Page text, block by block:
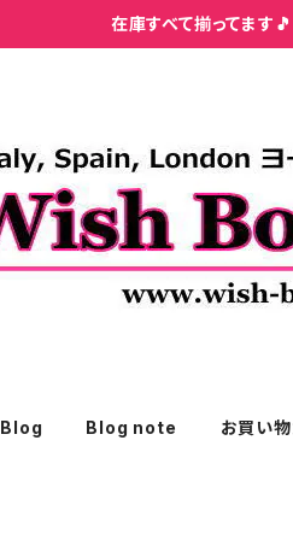
在庫すべて揃ってま
Blog Blog note お買い物